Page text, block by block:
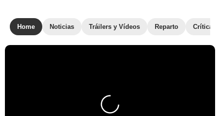
Home Noticias Tráilers y Vídeos Reparto Críticas